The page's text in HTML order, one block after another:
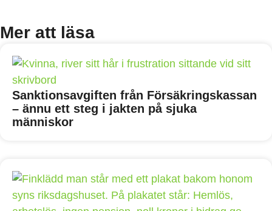
Mer att läsa
Sanktionsavgiften från Försäkringskassan
– ännu ett steg i jakten på sjuka
människor